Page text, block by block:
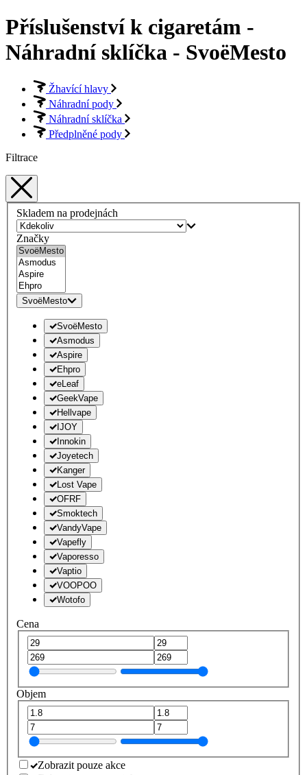
Příslušenství k cigaretám -
Náhradní sklíčka - SvoëMesto
Žhavící hlavy
Náhradní pody
Náhradní sklíčka
Předplněné pody
Filtrace
Skladem na prodejnách
Značky
SvoëMesto
SvoëMesto
Asmodus
Aspire
Ehpro
eLeaf
GeekVape
Hellvape
IJOY
Innokin
Joyetech
Kanger
Lost Vape
OFRF
Smoktech
VandyVape
Vapefly
Vaporesso
Vaptio
VOOPOO
Wotofo
Cena
Objem
Zobrazit pouze akce